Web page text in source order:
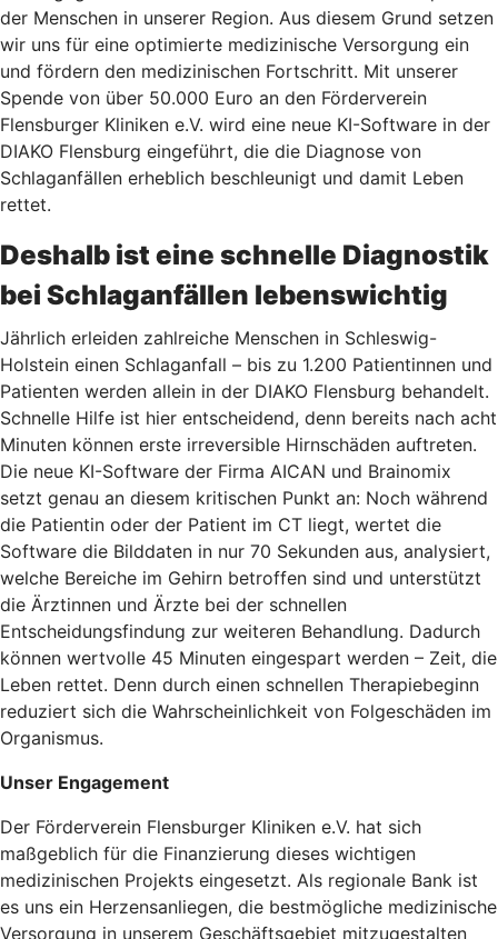
der Menschen in unserer Region. Aus diesem Grund setzen
wir uns für eine optimierte medizinische Versorgung ein
und fördern den medizinischen Fortschritt. Mit unserer
Spende von über 50.000 Euro an den Förderverein
Flensburger Kliniken e.V. wird eine neue KI-Software in der
DIAKO Flensburg eingeführt, die die Diagnose von
Schlaganfällen erheblich beschleunigt und damit Leben
rettet.
Deshalb ist eine schnelle Diagnostik
bei Schlaganfällen lebenswichtig
Jährlich erleiden zahlreiche Menschen in Schleswig-
Holstein einen Schlaganfall – bis zu 1.200 Patientinnen und
Patienten werden allein in der DIAKO Flensburg behandelt.
Schnelle Hilfe ist hier entscheidend, denn bereits nach acht
Minuten können erste irreversible Hirnschäden auftreten.
Die neue KI-Software der Firma AICAN und Brainomix
setzt genau an diesem kritischen Punkt an: Noch während
die Patientin oder der Patient im CT liegt, wertet die
Software die Bilddaten in nur 70 Sekunden aus, analysiert,
welche Bereiche im Gehirn betroffen sind und unterstützt
die Ärztinnen und Ärzte bei der schnellen
Entscheidungsfindung zur weiteren Behandlung. Dadurch
können wertvolle 45 Minuten eingespart werden – Zeit, die
Leben rettet. Denn durch einen schnellen Therapiebeginn
reduziert sich die Wahrscheinlichkeit von Folgeschäden im
Organismus.
Unser Engagement
Der Förderverein Flensburger Kliniken e.V. hat sich
maßgeblich für die Finanzierung dieses wichtigen
medizinischen Projekts eingesetzt. Als regionale Bank ist
es uns ein Herzensanliegen, die bestmögliche medizinische
Versorgung in unserem Geschäftsgebiet mitzugestalten